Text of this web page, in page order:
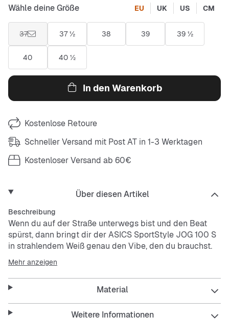
Wähle deine Größe EU UK US CM
37 37 ½ 38 39 39 ½
40 40 ½
In den Warenkorb
Kostenlose Retoure
Schneller Versand mit Post AT in 1-3 Werktagen
Kostenloser Versand ab 60€
Über diesen Artikel
Beschreibung
Wenn du auf der Straße unterwegs bist und den Beat
spürst, dann bringt dir der ASICS SportStyle JOG 100 S
in strahlendem Weiß genau den Vibe, den du brauchst.
Dieser Sneaker vereint Style und Funktion für deine
tägliche Streetwear-Story.
Features:
Mehr anzeigen
Material
Weitere Informationen